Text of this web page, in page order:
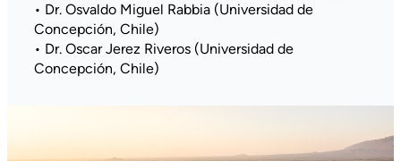
• Dr. Osvaldo Miguel Rabbia (Universidad de
Concepción, Chile)
• Dr. Oscar Jerez Riveros (Universidad de
Concepción, Chile)